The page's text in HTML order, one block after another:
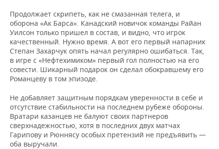
Продолжает скрипеть, как не смазанная телега, и
оборона «Ак Барса». Канадский новичок команды Райан
Уилсон только пришел в состав, и видно, что игрок
качественный. Нужно время. А вот его первый напарник
Степан Захарчук опять начал регулярно ошибаться. Так,
в игре с «Нефтехимиком» первый гол полностью на его
совести. Шикарный подарок он сделал обокравшему его
Романцеву в том эпизоде.
Не добавляет защитным порядкам уверенности в себе и
отсутствие стабильности на последнем рубеже обороны.
Вратари казанцев не балуют своих партнеров
сверхнадежностью, хотя в последних двух матчах
Гарипову и Рюннясу особых претензий не предъявить —
оба выручали.